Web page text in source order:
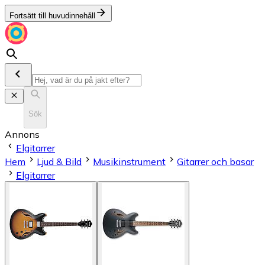
Fortsätt till huvudinnehåll
Sök
Annons
Elgitarrer
Hem
Ljud & Bild Musikinstrument
Gitarrer och basar
Elgitarrer